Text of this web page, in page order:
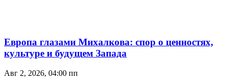
Европа глазами Михалкова: спор о ценностях,
культуре и будущем Запада
Авг 2, 2026, 04:00 пп